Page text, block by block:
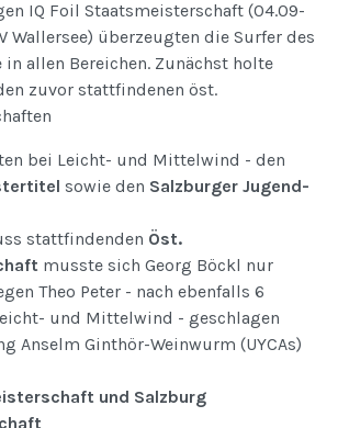
IQ Foil Staatsmeisterschaft (04.09-
Wallersee) überzeugten die Surfer des
in allen Bereichen. Zunächst holte
zuvor stattfindenen öst.
bei Leicht- und Mittelwind - den
sowie den Salzburger Jugend-
stattfindenden Öst.
musste sich Georg Böckl nur
Theo Peter - nach ebenfalls 6
und Mittelwind - geschlagen
Anselm Ginthör-Weinwurm (UYCAs)
und Salzburg